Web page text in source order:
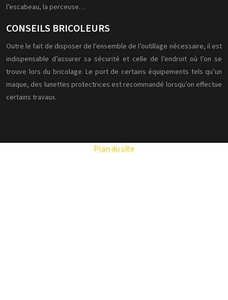
l’escabeau, la perceuse…
CONSEILS BRICOLEURS
Outre le fait de disposer de l’ensemble de l’outillage nécessaire, il est
indispensable d’assurer sa sécurité et celle de l’endroit où l’on se
trouve lors du bricolage. Le port de certains équipements tels qu’un
maque, des lunettes protectrices est recommandé lorsqu’on effectue
certains travaux.
Plan du site